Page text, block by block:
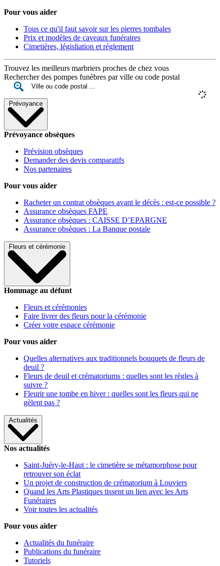
Pour vous aider
Tous ce qu'il faut savoir sur les pierres tombales
Prix et modèles de caveaux funéraires
Cimetières, législiation et réglement
Trouvez les meilleurs marbriers proches de chez vous
Rechercher des pompes funèbres par ville ou code postal
Prévoyance
Prévoyance obsèques
Prévision obsèques
Demander des devis comparatifs
Nos partenaires
Pour vous aider
Racheter un contrat obsèques avant le décès : est-ce possible ?
Assurance obsèques FAPE
Assurance obsèques : CAISSE D’EPARGNE
Assurance obsèques : La Banque postale
Fleurs et cérémonie
Hommage au défunt
Fleurs et cérémonies
Faire livrer des fleurs pour la cérémonie
Créer votre espace cérémonie
Pour vous aider
Quelles alternatives aux traditionnels bouquets de fleurs de
deuil ?
Fleurs de deuil et crématoriums : quelles sont les règles à
suivre ?
Fleurir une tombe en hiver : quelles sont les fleurs qui ne
gèlent pas ?
Actualités
Nos actualités
Saint-Juéry-le-Haut : le cimetière se métamorphose pour
retrouver son éclat
Un projet de construction de crématorium à Louviers
Quand les Arts Plastiques tissent un lien avec les Arts
Funéraires
Voir toutes les actualités
Pour vous aider
Actualités du funéraire
Publications du funéraire
Tutoriels